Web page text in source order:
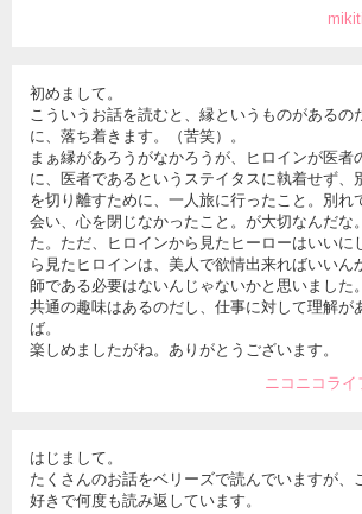
初めまして。
こういうお話を読むと、縁というものがあるの
に、落ち着きます。（苦笑）。
まぁ縁があろうがなかろうが、ヒロインが医者
に、医者であるというステイタスに執着せず、
を切り離すために、一人旅に行ったこと。別れ
会い、心を閉じなかったこと。が大切なんだな
た。ただ、ヒロインから見たヒーローはいいに
ら見たヒロインは、美人で欲情出来ればいいん
師である必要はないんじゃないかと思いました。
共通の趣味はあるのだし、仕事に対して理解が
ば。
楽しめましたがね。ありがとうございます。
ニコニコライ
はじまして。
たくさんのお話をベリーズで読んでいますが、
好きで何度も読み返しています。